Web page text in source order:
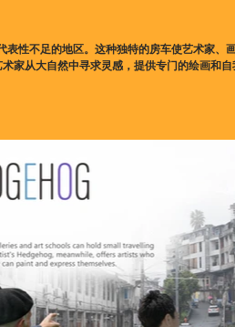
性不足的地区。这种独特的房车使艺术家
从大自然中寻求灵感，提供专门的绘画和